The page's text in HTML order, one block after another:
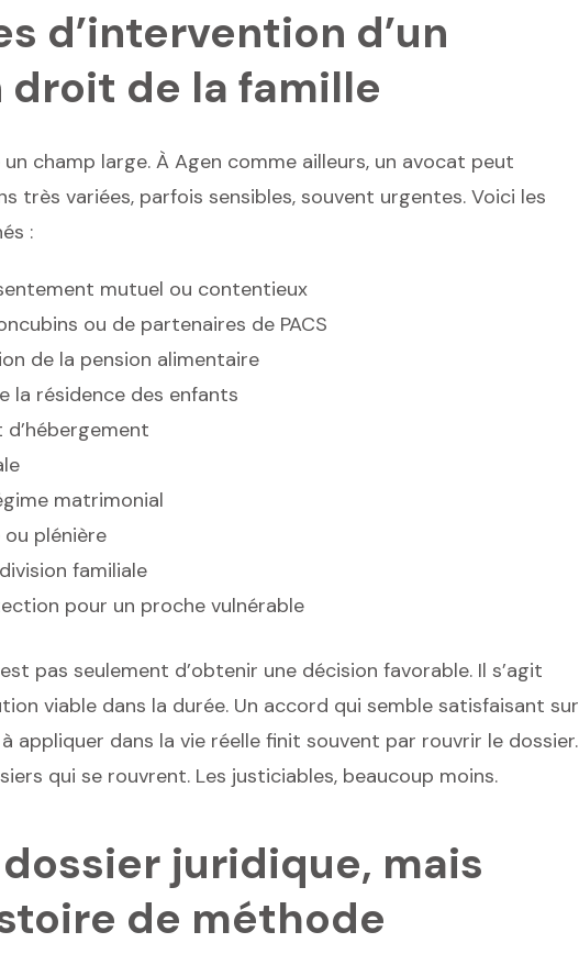
d’intervention d’un
droit de la famille
champ large. À Agen comme ailleurs, un avocat peut
très variées, parfois sensibles, souvent urgentes. Voici les
:
mutuel ou contentieux
ou de partenaires de PACS
de la pension alimentaire
la résidence des enfants
matrimonial
plénière
familiale
pour un proche vulnérable
pas seulement d’obtenir une décision favorable. Il s’agit
viable dans la durée. Un accord qui semble satisfaisant sur
appliquer dans la vie réelle finit souvent par rouvrir le dossier.
qui se rouvrent. Les justiciables, beaucoup moins.
juridique, mais
de méthode